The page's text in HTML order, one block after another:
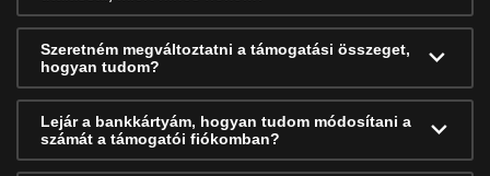
Szeretném megváltoztatni a támogatási összeget,
hogyan tudom?
Lejár a bankkártyám, hogyan tudom módosítani a
számát a támogatói fiókomban?